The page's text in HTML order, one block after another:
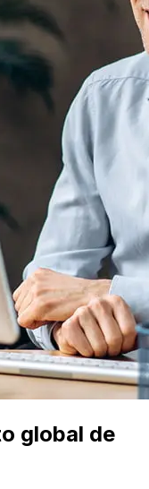
global de